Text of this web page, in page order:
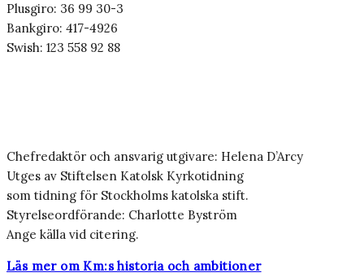
Plusgiro: 36 99 30-3
Bankgiro: 417-4926
Swish: 123 558 92 88
Chefredaktör och ansvarig utgivare: Helena D’Arcy
Utges av Stiftelsen Katolsk Kyrkotidning
som tidning för Stockholms katolska stift.
Styrelseordförande: Charlotte Byström
Ange källa vid citering.
Läs mer om Km:s historia och ambitioner